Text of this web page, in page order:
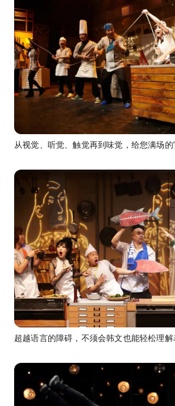
从视觉、听觉、触觉再到味觉，给您满场的
超越语言的障碍，不须会韩文也能轻松理解